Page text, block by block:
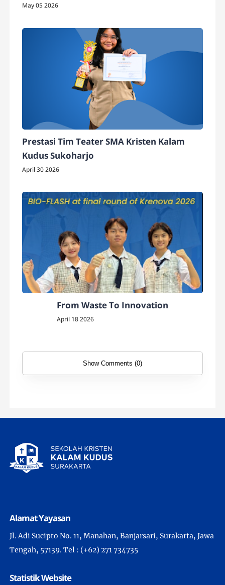
May 05 2026
Prestasi Tim Teater SMA Kristen Kalam
Kudus Sukoharjo
April 30 2026
From Waste To Innovation
April 18 2026
Show Comments (0)
Alamat Yayasan
Jl. Adi Sucipto No. 11, Manahan, Banjarsari, Surakarta, Jawa
Tengah, 57139. Tel : (+62) 271 734735
Statistik Website